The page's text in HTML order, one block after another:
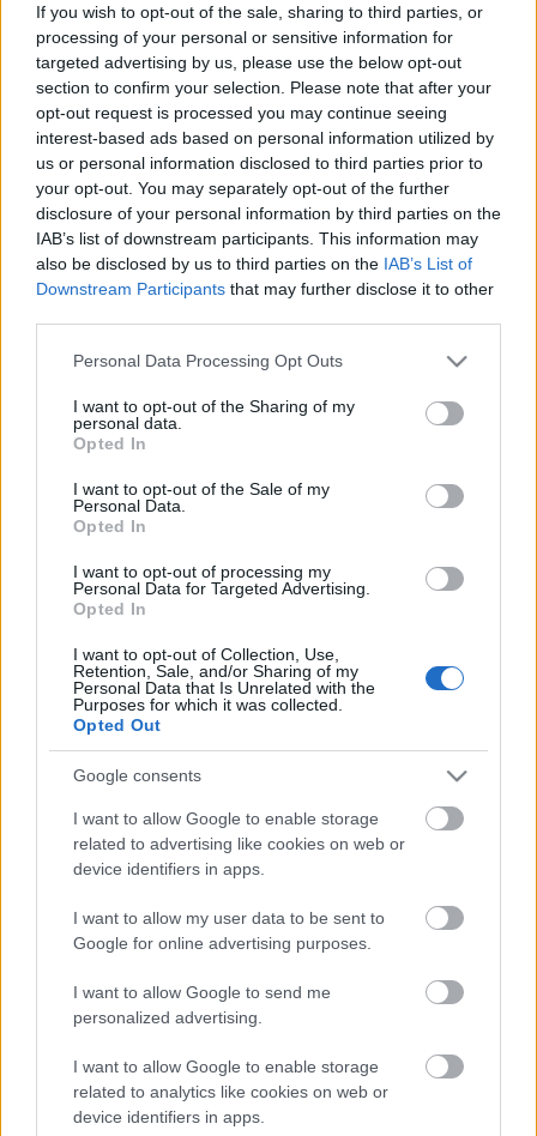
If you wish to opt-out of the sale, sharing to third parties, or
processing of your personal or sensitive information for
targeted advertising by us, please use the below opt-out
section to confirm your selection. Please note that after your
opt-out request is processed you may continue seeing
interest-based ads based on personal information utilized by
us or personal information disclosed to third parties prior to
your opt-out. You may separately opt-out of the further
disclosure of your personal information by third parties on the
IAB’s list of downstream participants. This information may
also be disclosed by us to third parties on the IAB’s List of
Downstream Participants that may further disclose it to other
Please note that this website/app uses one or more Google
not limited to your visit or usage behaviour. You may click to
grant or deny consent to Google and its third-party tags to
use your data for below specified purposes in below Google
consent section.
Personal Data Processing Opt Outs
I want to opt-out of the Sharing of my
personal data.
Opted In
I want to opt-out of the Sale of my
Personal Data.
Opted In
I want to opt-out of processing my
Personal Data for Targeted Advertising.
Opted In
I want to opt-out of Collection, Use,
Retention, Sale, and/or Sharing of my
Personal Data that Is Unrelated with the
Purposes for which it was collected.
Opted Out
Google consents
I want to allow Google to enable storage
related to advertising like cookies on web or
device identifiers in apps.
I want to allow my user data to be sent to
Google for online advertising purposes.
I want to allow Google to send me
personalized advertising.
I want to allow Google to enable storage
related to analytics like cookies on web or
device identifiers in apps.
en un choque en el que Muriqi acabó sustituido por
problemas físicos. El delantero kosovar sufrió «una
hiperextensión de la rodilla», según confirmó Jagoba
Arrasate en la rueda de prensa post-partido, aunque ese no
fue el motivo de la sustitución, sino «fatiga». Por tanto, no
tiene lesión de consideración y estará disponible para el
próximo partido de los bermellones.
Rubén Vargas no jugó por molestias
El Sevilla ganó a la Real por 0-1 en un partido en el que
sorprendió que Rubén Vargas, un habitual en las
alineaciones de García Pimienta, no disputara ningún
la cadera sufridas por el internacional suizo la semana
pasada. Vargas pasará pruebas para determinar si sufre
Lenglet, baja de última hora
El futbolista francés estaba listado en el once titular del
cayó del equipo tras sufrir molestias en el calentamiento.
Finalmente, las dolencias de Lenglet no son graves y ha
entrado en la convocatoria para jugar la vuelta de
Champions ante el Real Madrid.
El 11 ideal de la jornada 27
Mauro Arambarri lidera el 11 ideal
Comunio de la jornada 27 tras su
ante el Atlético.
Sivera, expulsado y golpe en la cabeza
El portero del Alavés no tuvo fortuna en el heroico triunfo de